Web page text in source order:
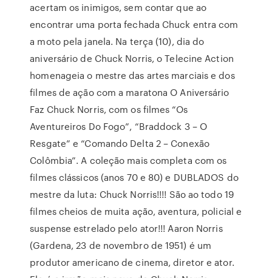
acertam os inimigos, sem contar que ao
encontrar uma porta fechada Chuck entra com
a moto pela janela. Na terça (10), dia do
aniversário de Chuck Norris, o Telecine Action
homenageia o mestre das artes marciais e dos
filmes de ação com a maratona O Aniversário
Faz Chuck Norris, com os filmes “Os
Aventureiros Do Fogo”, “Braddock 3 – O
Resgate” e “Comando Delta 2 – Conexão
Colômbia”. A coleção mais completa com os
filmes clássicos (anos 70 e 80) e DUBLADOS do
mestre da luta: Chuck Norris!!!! São ao todo 19
filmes cheios de muita ação, aventura, policial e
suspense estrelado pelo ator!!! Aaron Norris
(Gardena, 23 de novembro de 1951) é um
produtor americano de cinema, diretor e ator.